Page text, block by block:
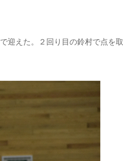
迎えた。２回り目の鈴村で点を取